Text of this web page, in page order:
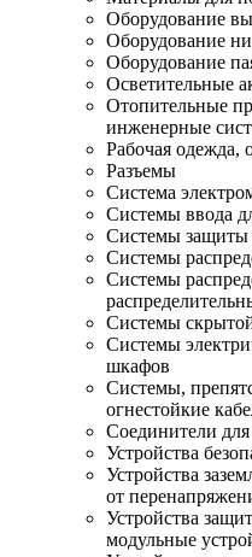
Оборудование
Оборудование
Оборудование
Осветительные
Отопительные
инженерные
Рабочая одежда,
Разъемы
Система
Системы ввода
Системы
Системы
Системы
Системы
Системы
шкафов
Системы,
огнестойкие
Соединители
Устройства
Устройства
от
Устройства
модульные